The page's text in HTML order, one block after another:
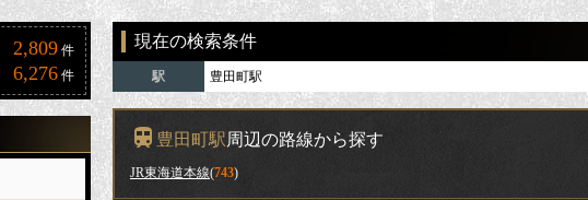
2,809 件
6,276 件
現在の検索条件
駅 豊田町駅
豊田町駅周辺の路線から探す
JR東海道本線(743)